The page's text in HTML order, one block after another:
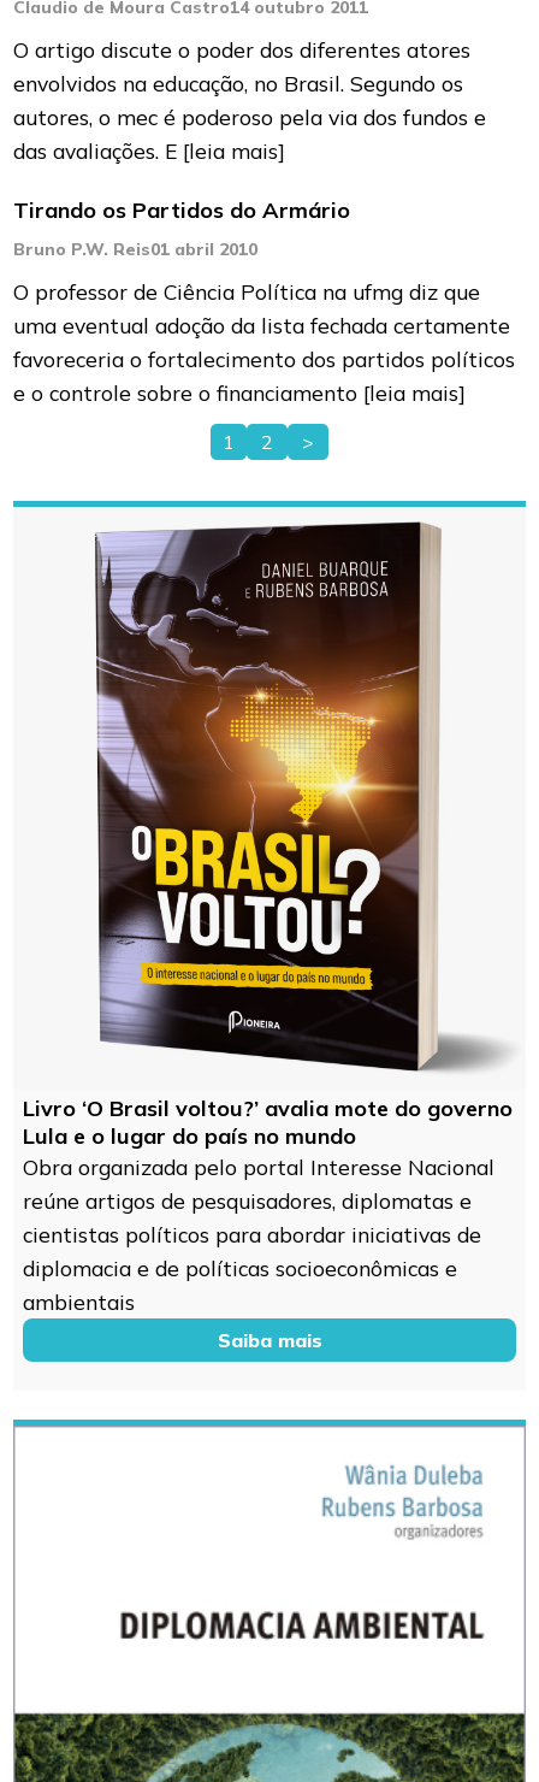
Claudio de Moura Castro14 outubro 2011
O artigo discute o poder dos diferentes atores
envolvidos na educação, no Brasil. Segundo os
autores, o mec é poderoso pela via dos fundos e
das avaliações. E [leia mais]
Tirando os Partidos do Armário
Bruno P.W. Reis01 abril 2010
O professor de Ciência Política na ufmg diz que
uma eventual adoção da lista fechada certamente
favoreceria o fortalecimento dos partidos políticos
e o controle sobre o financiamento [leia mais]
Paginação
de
posts
1 2 >
Livro ‘O Brasil voltou?’ avalia mote do governo
Lula e o lugar do país no mundo
Obra organizada pelo portal Interesse Nacional
reúne artigos de pesquisadores, diplomatas e
cientistas políticos para abordar iniciativas de
diplomacia e de políticas socioeconômicas e
ambientais
Saiba mais